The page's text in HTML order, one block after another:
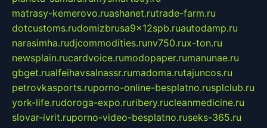
matrasy-kemerovo.ruashanet.rutrade-farm.ru
dotcustoms.rudomizbrusa9x12spb.ruautodamp.ru
narasimha.rudjcommodities.runv750.rux-ton.ru
newsplain.rucardvoice.rumodopaper.rumanunae.ru
gbget.rualfeihavsalnassr.rumadoma.rutajuncos.ru
petrovkasports.ruporno-online-besplatno.rusplclub.ru
york-life.rudoroga-expo.ruribery.rucleanmedicine.ru
slovar-ivrit.ruporno-video-besplatno.ruseks-365.ru